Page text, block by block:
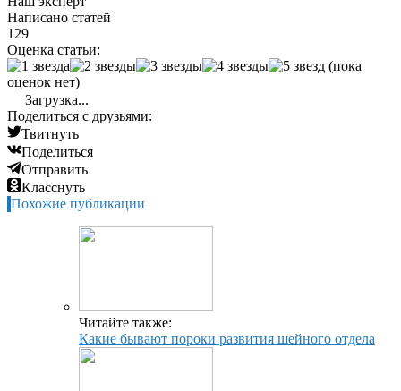
Написано статей
129
Оценка статьи:
(пока
оценок нет)
Загрузка...
Поделиться с друзьями:
Твитнуть
Поделиться
Отправить
Класснуть
Похожие публикации
Читайте также:
Какие бывают пороки развития шейного отдела